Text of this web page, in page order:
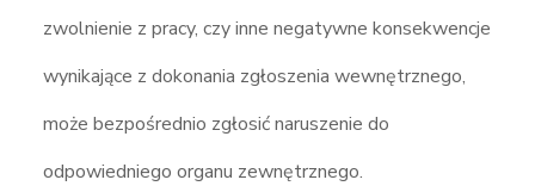
zwolnienie z pracy, czy inne negatywne konsekwencje
wynikające z dokonania zgłoszenia wewnętrznego,
może bezpośrednio zgłosić naruszenie do
odpowiedniego organu zewnętrznego.